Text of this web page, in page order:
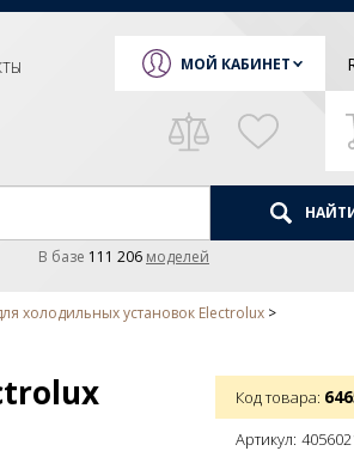
МОЙ КАБИНЕТ
В базе 111 206 моделей
холодильных установок Electrolux
Код товара:
Артикул: